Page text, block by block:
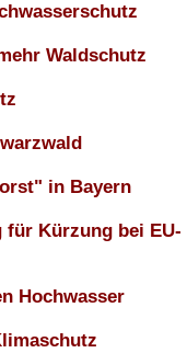
Waldschutz
in Bayern
für Kürzung bei EU-
Hochwasser